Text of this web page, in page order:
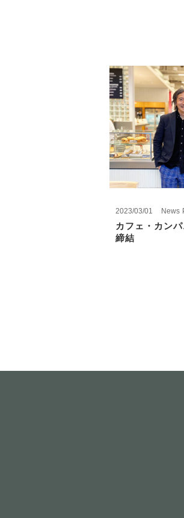
2023/03/01 News
カフェ・カン
締結